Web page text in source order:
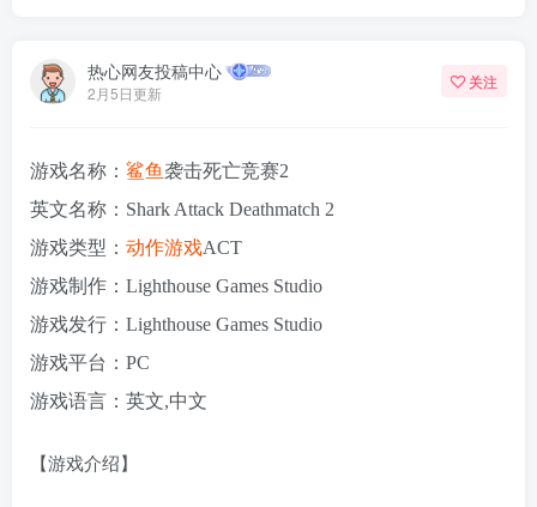
热心网友投稿中心
2月5日更新
关注
游戏名称： 鲨鱼 袭击死亡竞赛2
英文名称：Shark Attack Deathmatch 2
游戏类型： 动作游戏ACT
游戏制作：Lighthouse Games Studio
游戏发行：Lighthouse Games Studio
游戏平台：PC
游戏语言：英文,中文
【游戏介绍】